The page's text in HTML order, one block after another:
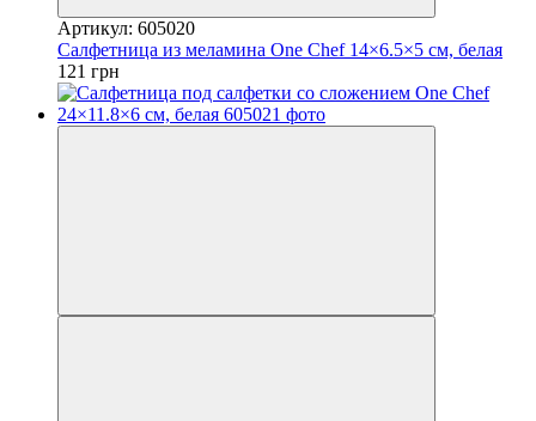
Артикул: 605020
Салфетница из меламина One Chef 14×6.5×5 см, белая
121 грн